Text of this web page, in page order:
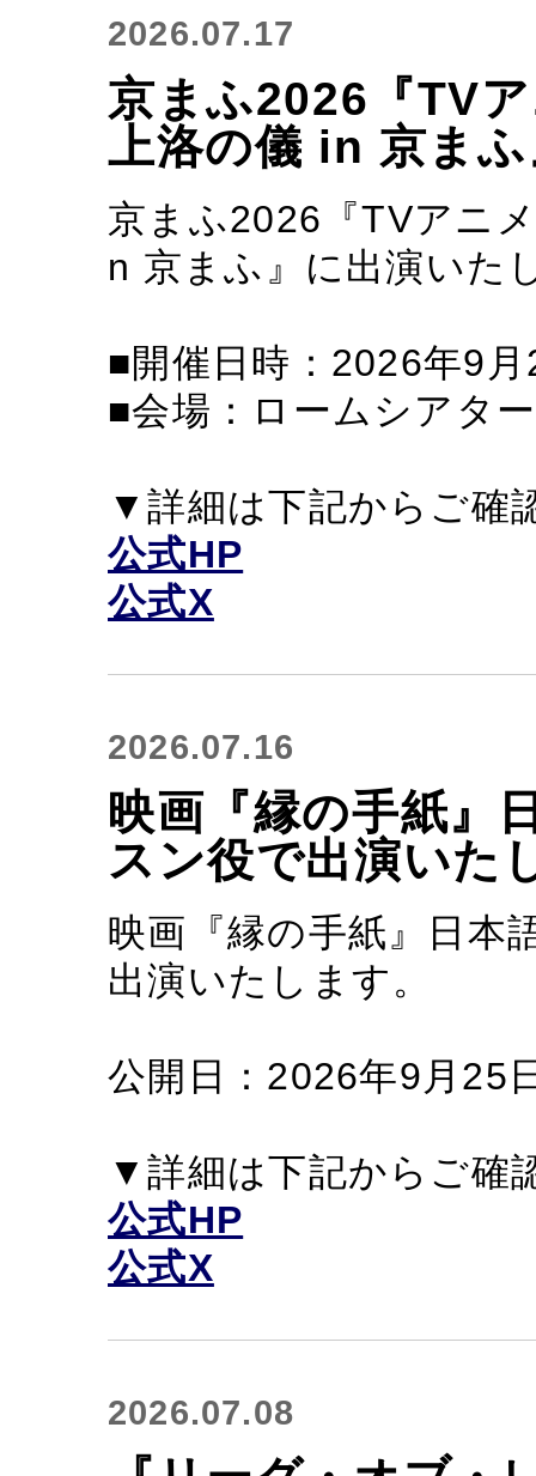
2026.07.17
京まふ2026『TV
上洛の儀 in 京ま
京まふ2026『TVアニ
n 京まふ』に出演いた
■開催日時：2026年9
■会場：ロームシアタ
▼詳細は下記からご確
公式HP
公式X
2026.07.16
映画『縁の手紙』
スン役で出演いた
映画『縁の手紙』日本
出演いたします。
公開日：2026年9月25
▼詳細は下記からご確
公式HP
公式X
2026.07.08